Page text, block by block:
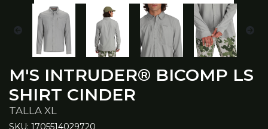
M'S INTRUDER® BICOMP LS
SHIRT CINDER
TALLA XL
SKU: 1705514029720